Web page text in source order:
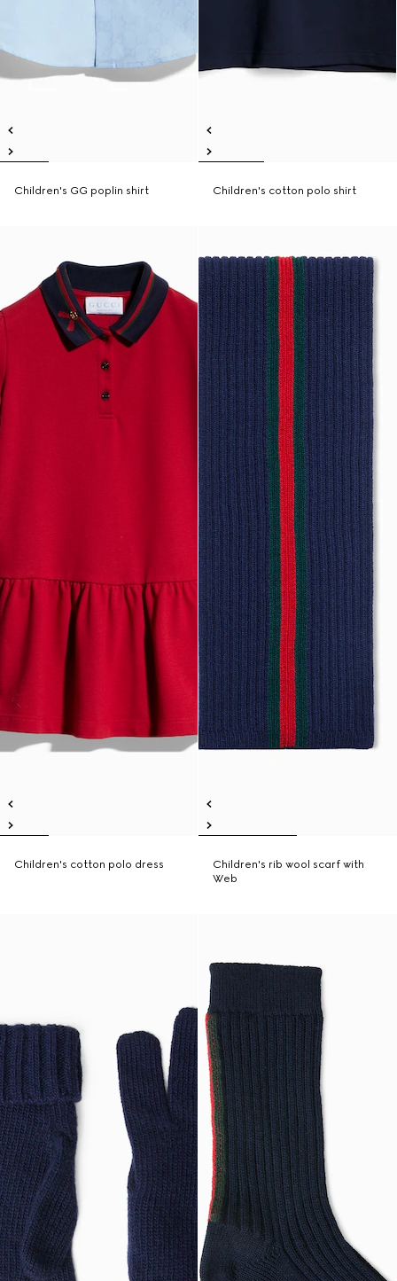
Children's GG poplin shirt Children's cotton polo shirt
Children's cotton polo dress
Children's rib wool scarf with
Web